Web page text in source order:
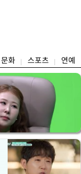
문화 스포츠 연예